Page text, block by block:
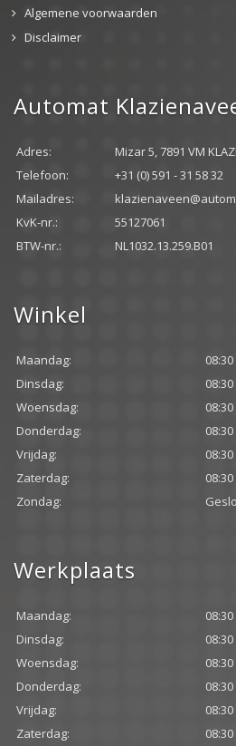
Algemene voorwaarden
Disclaimer
Automat
Adres:
Mizar 5, 7891 VM
Telefoon:
+31 (0) 591 - 31 58 32
Mailadres:
KvK-nr.:
55127061
BTW-nr.:
NL1032.13.259.B01
Winkel
Maandag:
Dinsdag:
Woensdag:
Donderdag:
Vrijdag:
Zaterdag:
Zondag:
Werkplaats
Maandag:
Dinsdag:
Woensdag:
Donderdag:
Vrijdag:
Zaterdag: